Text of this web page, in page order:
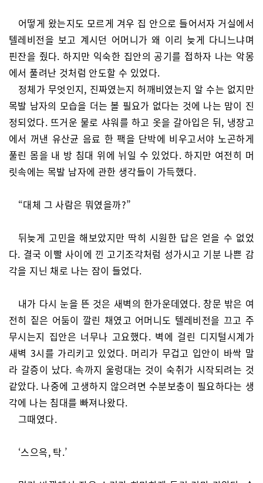
어떻게 왔는지도 모르게 겨우 집 안으로 들어서자 거실에서
텔레비전을 보고 계시던 어머니가 왜 이리 늦게 다니느냐며
핀잔을 줬다. 하지만 익숙한 집안의 공기를 접하자 나는 악몽
에서 풀려난 것처럼 안도할 수 있었다.
정체가 무엇인지, 진짜였는지 허깨비였는지 알 수는 없지만
목발 남자의 모습을 더는 볼 필요가 없다는 것에 나는 맘이 진
정되었다. 뜨거운 물로 샤워를 하고 옷을 갈아입은 뒤, 냉장고
에서 꺼낸 유산균 음료 한 팩을 단박에 비우고서야 노곤하게
풀린 몸을 내 방 침대 위에 뉘일 수 있었다. 하지만 여전히 머
릿속에는 목발 남자에 관한 생각들이 가득했다.
“대체 그 사람은 뭐였을까?”
뒤늦게 고민을 해보았지만 딱히 시원한 답은 얻을 수 없었
다. 결국 이빨 사이에 낀 고기조각처럼 성가시고 기분 나쁜 감
각을 지닌 채로 나는 잠이 들었다.
내가 다시 눈을 뜬 것은 새벽의 한가운데였다. 창문 밖은 여
전히 짙은 어둠이 깔린 채였고 어머니도 텔레비전을 끄고 주
무시는지 집안은 너무나 고요했다. 벽에 걸린 디지털시계가
새벽 3시를 가리키고 있었다. 머리가 무겁고 입안이 바싹 말
라 갈증이 났다. 속까지 울렁대는 것이 숙취가 시작되려는 것
같았다. 나중에 고생하지 않으려면 수분보충이 필요하다는 생
각에 나는 침대를 빠져나왔다.
그때였다.
‘스으윽, 탁.’